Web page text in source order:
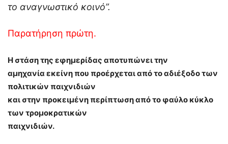
το αναγνωστικό κοινό”.
Παρατήρηση πρώτη.
Η στάση της εφημερίδας αποτυπώνει την
αμηχανία εκείνη που προέρχεται από το αδιέξοδο των
πολιτικών παιχνιδιών
και στην προκειμένη περίπτωση από το φαύλο κύκλο
των τρομοκρατικών
παιχνιδιών.